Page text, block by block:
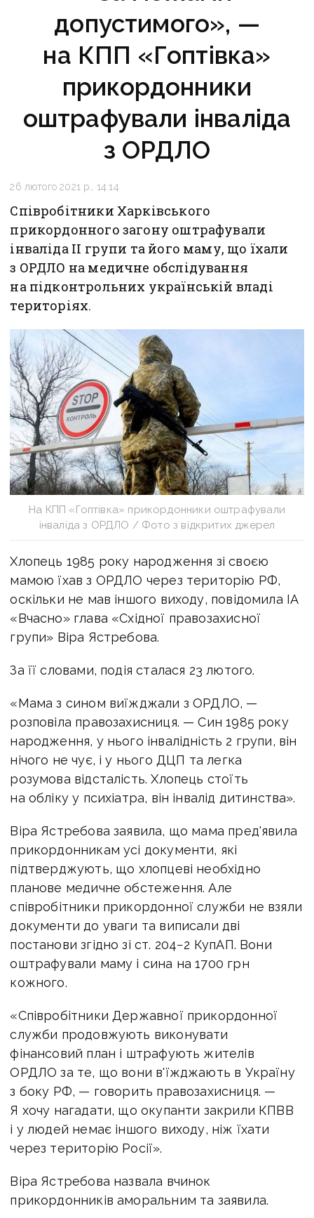
допустимого», —
на КПП «Гоптівка»
прикордонники
оштрафували інваліда
з ОРДЛО
26 лютого 2021 р., 14:14
Співробітники Харківського
прикордонного загону оштрафували
інваліда ІІ групи та його маму, що їхали
з ОРДЛО на медичне обслідування
на підконтрольних українській владі
територіях.
На КПП «Гоптівка» прикордонники оштрафували
інваліда з ОРДЛО / Фото з відкритих джерел
Хлопець 1985 року народження зі своєю
мамою їхав з ОРДЛО через територію РФ,
оскільки не мав іншого виходу, повідомила ІА
«Вчасно» глава «Східної правозахисної
групи» Віра Ястребова.
За її словами, подія сталася 23 лютого.
«Мама з сином виїжджали з ОРДЛО, —
розповіла правозахисниця. — Син 1985 року
народження, у нього інвалідність 2 групи, він
нічого не чує, і у нього ДЦП та легка
розумова відсталість. Хлопець стоїть
на обліку у психіатра, він інвалід дитинства».
Віра Ястребова заявила, що мама пред'явила
прикордонникам усі документи, які
підтверджують, що хлопцеві необхідно
планове медичне обстеження. Але
співробітники прикордонної служби не взяли
документи до уваги та виписали дві
постанови згідно зі ст. 204−2 КупАП. Вони
оштрафували маму і сина на 1700 грн
кожного.
«Співробітники Державної прикордонної
служби продовжують виконувати
фінансовий план і штрафують жителів
ОРДЛО за те, що вони в'їжджають в Україну
з боку РФ, — говорить правозахисниця. —
Я хочу нагадати, що окупанти закрили КПВВ
і у людей немає іншого виходу, ніж їхати
через територію Росії».
Віра Ястребова назвала вчинок
прикордонників аморальним та заявила.